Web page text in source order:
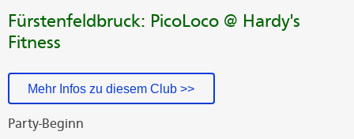
Fürstenfeldbruck: PicoLoco @ Hardy's
Fitness
Mehr Infos zu diesem Club >>
Party-Beginn